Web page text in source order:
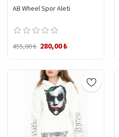
AB Wheel Spor Aleti
455,00 ₺ 280,00 ₺